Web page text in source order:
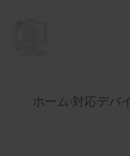
ホーム 対応デバ